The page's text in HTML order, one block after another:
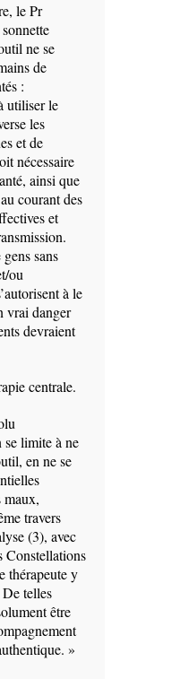
le Pr
ne se
de
:
utiliser le
les
et de
nécessaire
ainsi que
courant des
et
sans
ou
à le
vrai danger
devraient
centrale.
se limite à ne
en ne se
maux,
travers
(3), avec
Constellations
thérapeute y
telles
être
»